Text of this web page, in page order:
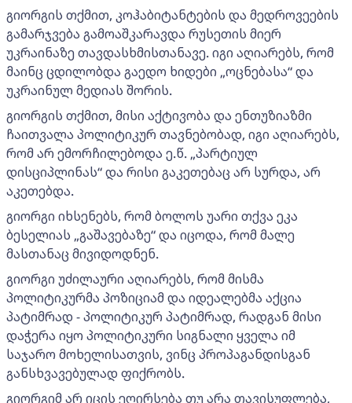
გიორგის თქმით, კოჰაბიტანტების და მედროვეების
გამარჯვება გამოაშკარავდა რუსეთის მიერ
უკრაინაზე თავდასხმისთანავე. იგი აღიარებს, რომ
მაინც ცდილობდა გაედო ხიდები „ოცნებასა“ და
უკრაინულ მედიას შორის.
გიორგის თქმით, მისი აქტივობა და ენთუზიაზმი
ჩაითვალა პოლიტიკურ თავნებობად, იგი აღიარებს,
რომ არ ემორჩილებოდა ე.წ. „პარტიულ
დისციპლინას“ და რისი გაკეთებაც არ სურდა, არ
აკეთებდა.
გიორგი იხსენებს, რომ ბოლოს უარი თქვა ეკა
ბესელიას „გაშავებაზე“ და იცოდა, რომ მალე
მასთანაც მივიდოდნენ.
გიორგი უძილაური აღიარებს, რომ მისმა
პოლიტიკურმა პოზიციამ და იდეალებმა აქცია
პატიმრად - პოლიტიკურ პატიმრად, რადგან მისი
დაჭერა იყო პოლიტიკური სიგნალი ყველა იმ
საჯარო მოხელისათვის, ვინც პროპაგანდისგან
განსხვავებულად ფიქრობს.
გიორგიმ არ იცის ეღირსება თუ არა თავისუფლება,